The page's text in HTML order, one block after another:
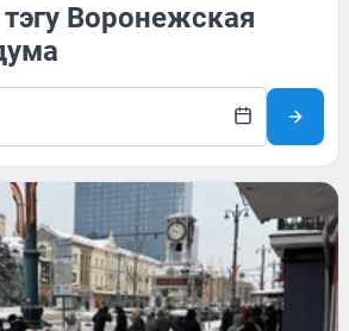
Воронежская